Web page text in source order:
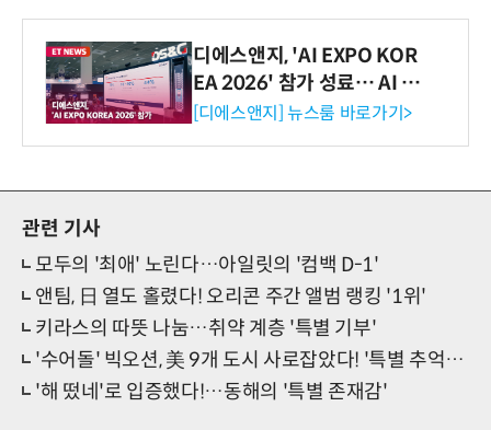
디에스앤지, 'AI EXPO KOR
EA 2026' 참가 성료… AI 전
생애주기 아우르는 통합 솔루
[디에스앤지] 뉴스룸 바로가기>
관련 기사
모두의 '최애' 노린다…아일릿의 '컴백 D-1'
앤팀, 日 열도 홀렸다! 오리콘 주간 앨범 랭킹 '1위'
키라스의 따뜻 나눔…취약 계층 '특별 기부'
'수어돌' 빅오션, 美 9개 도시 사로잡았다! '특별 추억' 완성
'해 떴네'로 입증했다!…동해의 '특별 존재감'